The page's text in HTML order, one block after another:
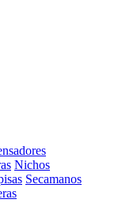
Nichos
Secamanos